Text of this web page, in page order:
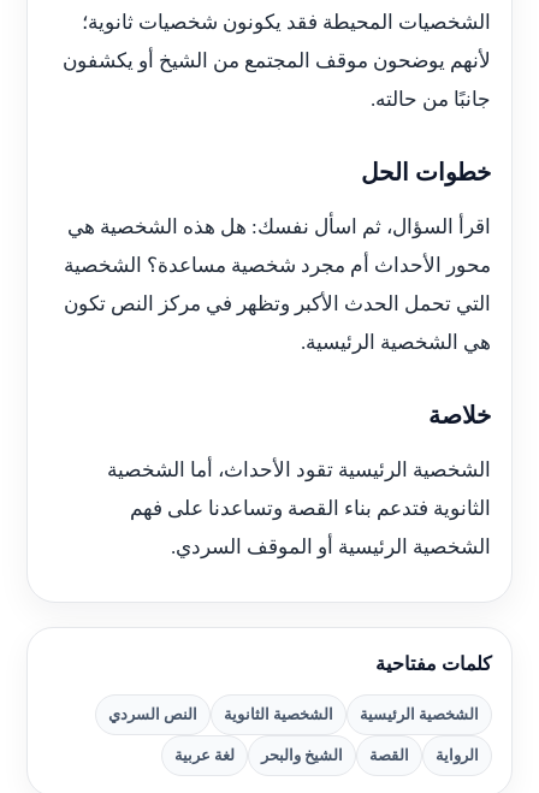
الشخصيات المحيطة فقد يكونون شخصيات ثانوية؛
لأنهم يوضحون موقف المجتمع من الشيخ أو يكشفون
جانبًا من حالته.
خطوات الحل
اقرأ السؤال، ثم اسأل نفسك: هل هذه الشخصية هي
محور الأحداث أم مجرد شخصية مساعدة؟ الشخصية
التي تحمل الحدث الأكبر وتظهر في مركز النص تكون
هي الشخصية الرئيسية.
خلاصة
الشخصية الرئيسية تقود الأحداث، أما الشخصية
الثانوية فتدعم بناء القصة وتساعدنا على فهم
الشخصية الرئيسية أو الموقف السردي.
كلمات مفتاحية
الشخصية الرئيسية الشخصية الثانوية النص السردي
الرواية القصة الشيخ والبحر لغة عربية